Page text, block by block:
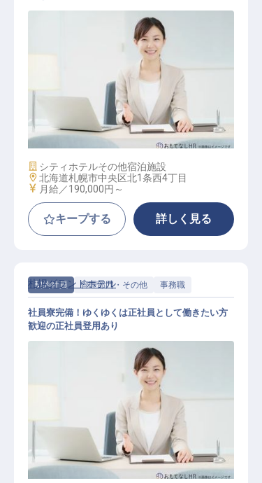
宴会予約事務
施設業態
シティホテルその他宿泊施設
勤務地
北海道札幌市中央区北1条西4丁目
給与
月給／190,000円～
キープする 詳しく見る
契約社員 管理部門・その他 事務職
宴会予約事務
札幌グランドホテル
社員寮完備！ゆくゆくは正社員として働きたい方
歓迎の正社員登用あり